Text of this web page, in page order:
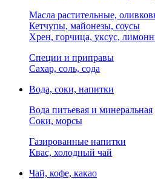
Масла растительные,
Кетчупы, майонезы, соусы
Хрен, горчица, уксус,
Специи и приправы
Сахар, соль, сода
Вода, соки, напитки
Вода питьевая и минеральная
Соки, морсы
Газированные напитки
Квас, холодный чай
Чай, кофе, какао